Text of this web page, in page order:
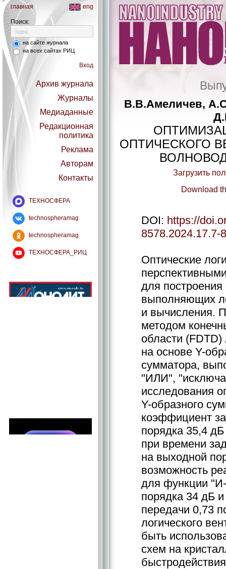
главная eng
Поиск:
на сайте журнала
на всех сайтах РИЦ
Вход
Архив журнала
Журналы
Медиаданные
Редакционная
политика
Реклама
Авторам
Контакты
ТЕХНОСФЕРА
technospheramag
technospheramag
ТЕХНОСФЕРА_РИЦ
В.В.Амеличев,
ОПТИЧЕСКОГО
Загрузить
Download
DOI: https://
8578.2024.17.7-
Оптические
для
выполняющих
и вычисления.
методом
области (FDTD)
на основе Y-
сумматора,
"ИЛИ",
исследования
Y-образного
коэффициент
порядка 35,4
при времени
на выходной
возможность
для функции
порядка 34 дБ
передачи 0,73
логического
быть
схем на